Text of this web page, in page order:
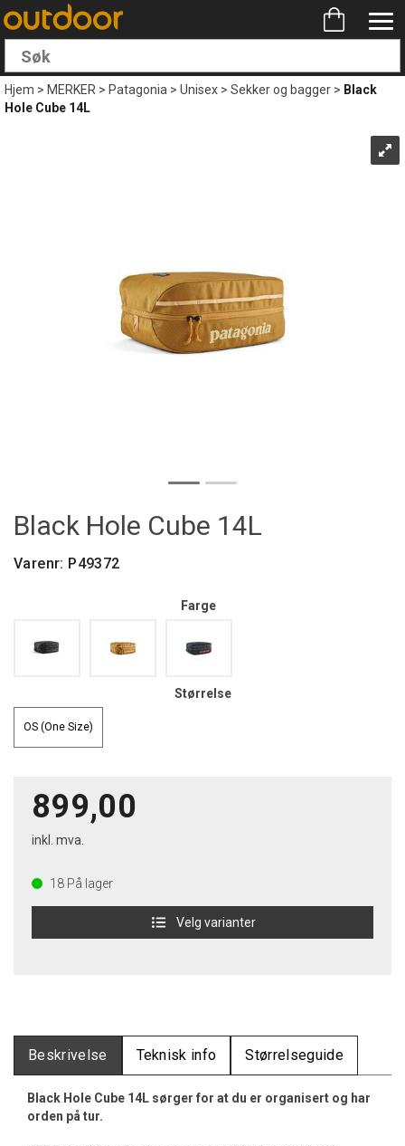
Hjem>MERKER>Patagonia>Unisex>Sekker og bagger> Black
Hole Cube 14L
Black Hole Cube 14L
Varenr: P49372
Farge
Størrelse
OS (One Size)
899,00
inkl. mva.
18 På lager
Velg varianter
Beskrivelse Teknisk info Størrelseguide
Black Hole Cube 14L sørger for at du er organisert og har
orden på tur.